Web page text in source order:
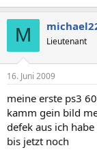
M Lieutenant
16. Juni 2009
meine erste ps3
kamm gein bild
defek aus ich
bis jetzt noch